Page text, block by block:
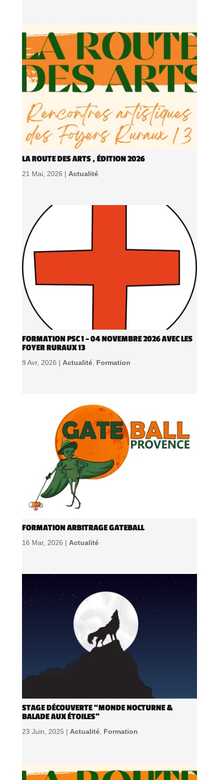
LA ROUTE DES ARTS , ÉDITION 2026
21 Mai, 2026 | Actualité
FORMATION PSC 1 – 04 NOVEMBRE 2026 AVEC LES
FOYER RURAUX 13
9 Avr, 2026 | Actualité, Formation
FORMATION ARBITRAGE GATEBALL
16 Mar, 2026 | Actualité
STAGE DÉCOUVERTE “MONDE NOCTURNE &
BALADE AUX ÉTOILES”
23 Juin, 2025 | Actualité, Formation